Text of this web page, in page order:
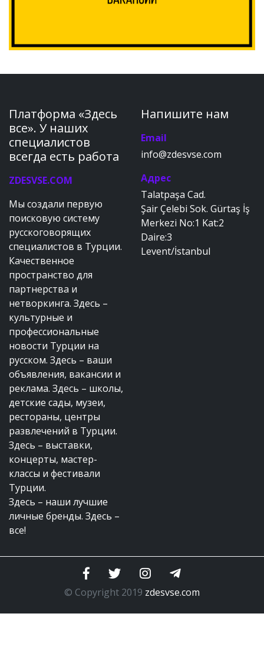
Платформа «Здесь
все». У наших
специалистов
всегда есть работа
ZDESVSE.COM
Мы создали первую
поисковую систему
русскоговорящих
специалистов в Турции.
Качественное
пространство для
партнерства и
нетворкинга. Здесь –
культурные и
профессиональные
новости Турции на
русском. Здесь – ваши
объявления, вакансии и
реклама. Здесь – школы,
детские сады, музеи,
рестораны, центры
развлечений в Турции.
Здесь – выставки,
концерты, мастер-
классы и фестивали
Турции.
Здесь – наши лучшие
личные бренды. Здесь –
все!
Напишите нам
Email
info@zdesvse.com
Адрес
Talatpaşa Cad.
Şair Çelebi Sok. Gürtaş İş
Merkezi No:1 Kat:2
Daire:3
Levent/İstanbul
© Copyright 2019 zdesvse.com